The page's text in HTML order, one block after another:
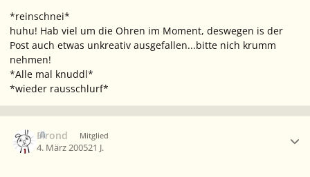
*reinschnei*
huhu! Hab viel um die Ohren im Moment, deswegen is der
Post auch etwas unkreativ ausgefallen...bitte nich krumm
nehmen!
*Alle mal knuddl*
*wieder rausschlurf*
Elrond Mitglied
4. März 200521 J.